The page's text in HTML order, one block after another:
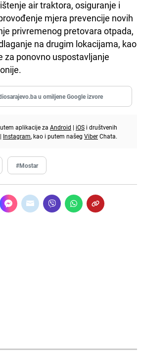
air traktora, osiguranje i
mjera prevencije novih
privremenog pretovara otpada,
na drugim lokacijama, kao
za ponovno uspostavljanje
u omiljene Google izvore
aplikacije za Android | iOS i društvenih
| Instagram, kao i putem našeg ViberChata.
#Mostar